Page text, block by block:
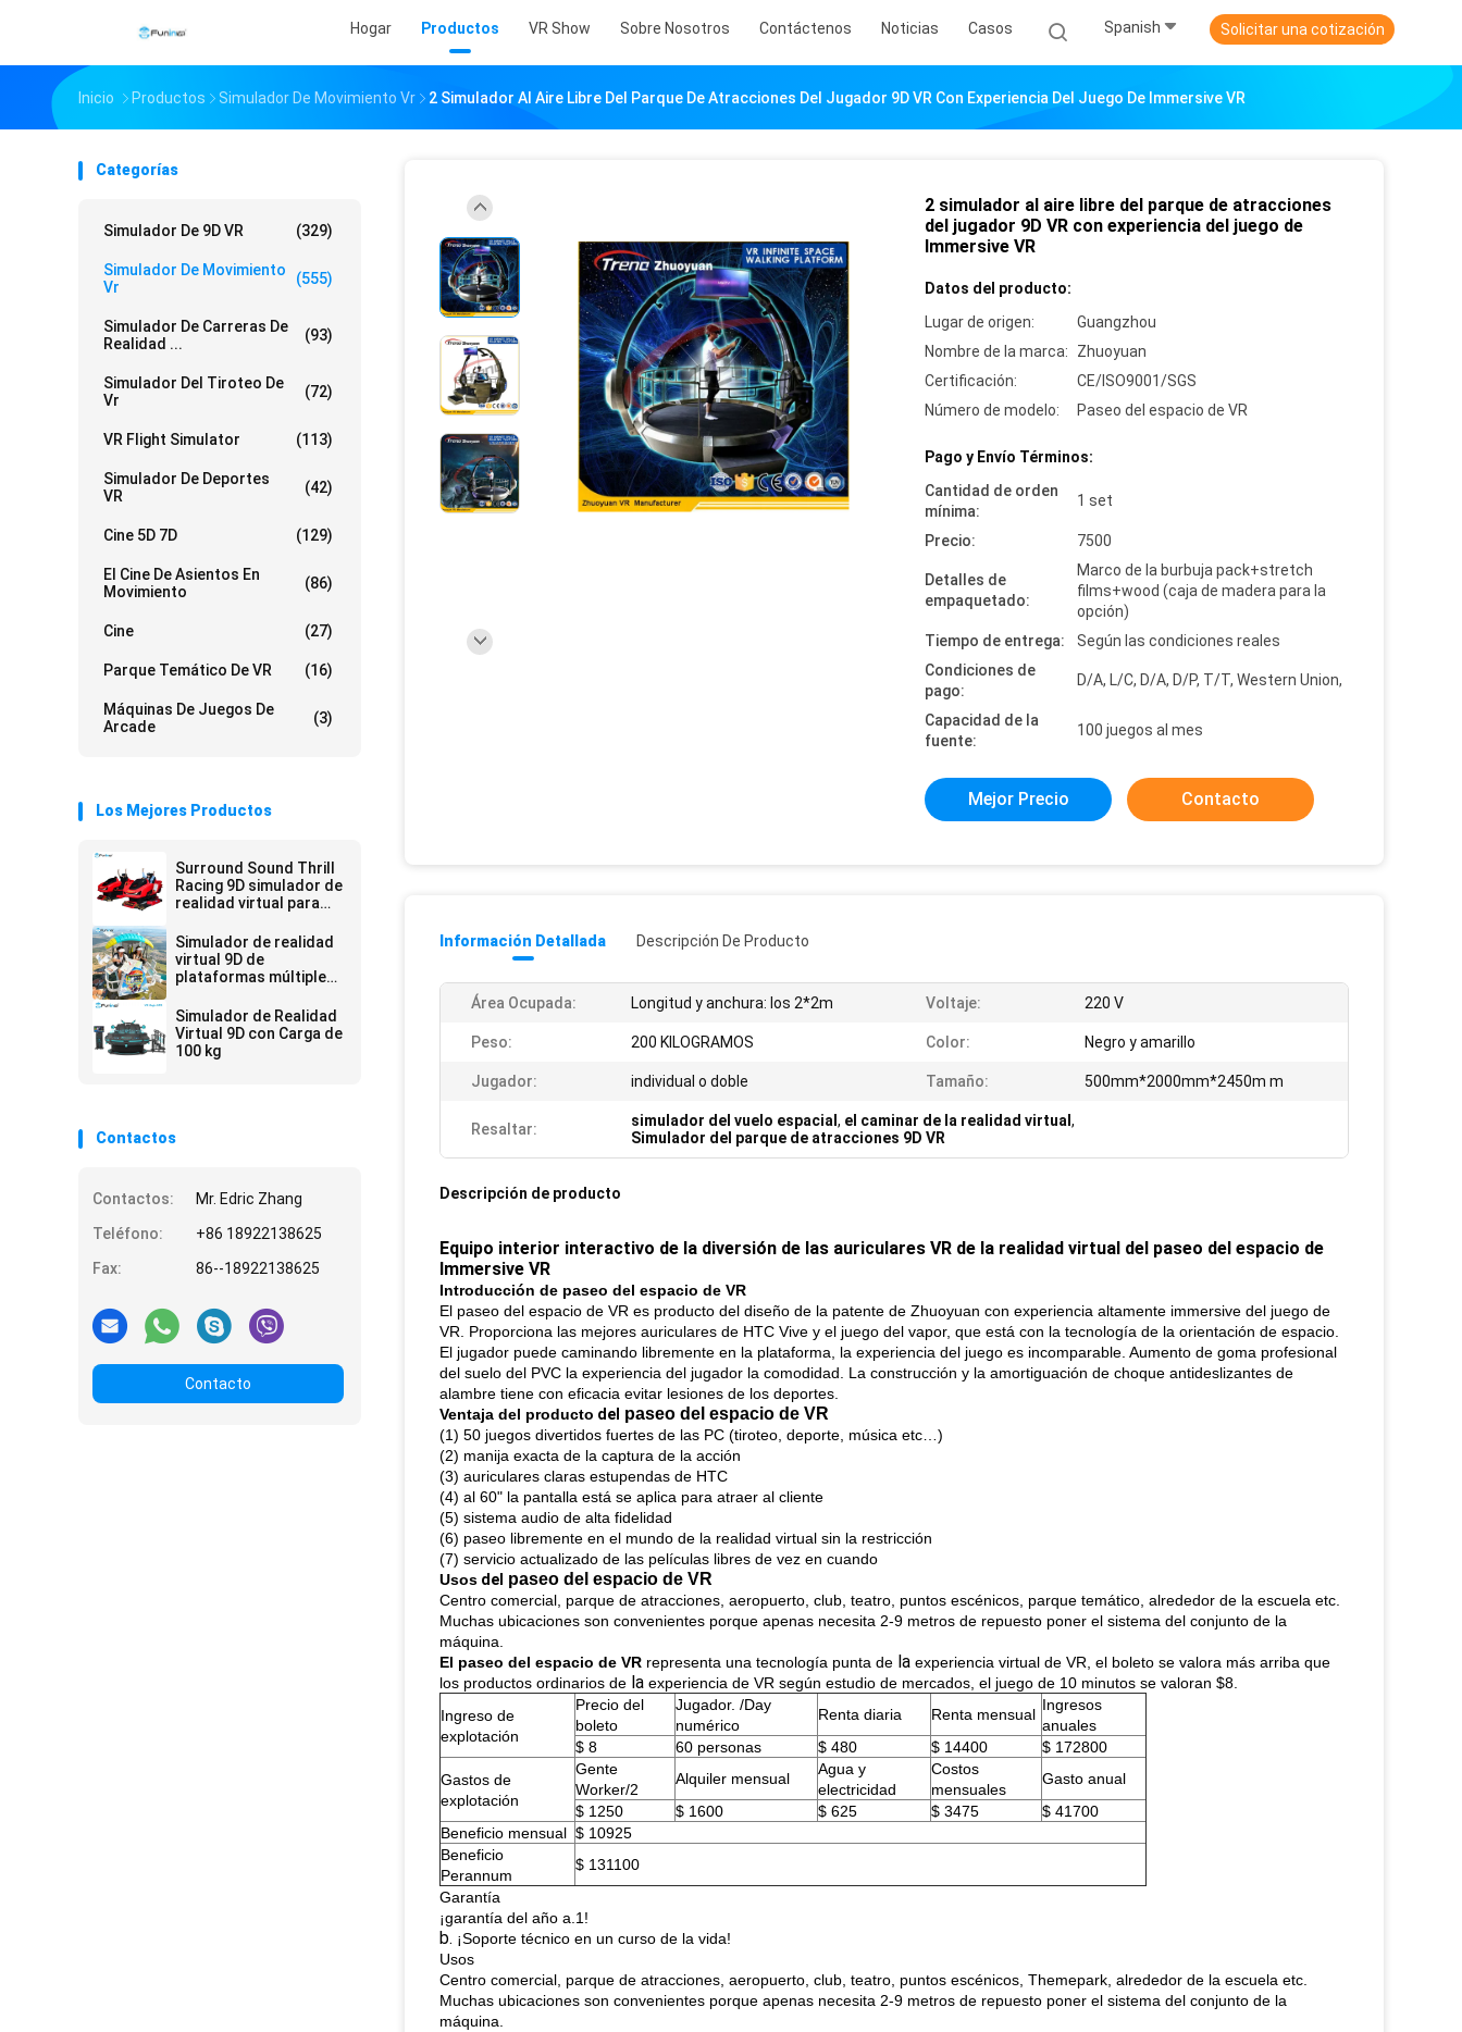
Hogar Productos VR Show Sobre Nosotros Contáctenos Noticias Casos Spanish Solicitar una cotización
Inicio Productos Simulador De Movimiento Vr 2 Simulador Al Aire Libre Del Parque De Atracciones Del Jugador 9D VR Con Experiencia Del Juego De Immersive VR
Categorías
Simulador De 9D VR (329)
Simulador De Movimiento
Vr
(555)
Simulador De Carreras De
Realidad ...
(93)
Simulador Del Tiroteo De
Vr
(72)
VR Flight Simulator (113)
Simulador De Deportes
VR
(42)
Cine 5D 7D (129)
El Cine De Asientos En
Movimiento
(86)
Cine (27)
Parque Temático De VR (16)
Máquinas De Juegos De
Arcade
(3)
Los Mejores Productos
Surround Sound Thrill
Racing 9D simulador de
realidad virtual para
entretenimiento
Simulador de realidad
virtual 9D de
plataformas múltiples
kg
Simulador de Realidad
Virtual 9D con Carga de
100 kg
Contactos
Contactos:
Mr. Edric Zhang
Teléfono:
+86 18922138625
Fax:
86--18922138625
Contacto
2 simulador al aire libre del parque de atracciones
del jugador 9D VR con experiencia del juego de
Immersive VR
Datos del producto:
Lugar de origen:
Guangzhou
Nombre de la marca:
Zhuoyuan
Certificación:
CE/ISO9001/SGS
Número de modelo:
Paseo del espacio de VR
Pago y Envío Términos:
Cantidad de orden
mínima:
1 set
Precio: 7500
Detalles de
empaquetado:
Marco de la burbuja pack+stretch
films+wood (caja de madera para la
opción)
Tiempo de entrega:
Según las condiciones reales
Condiciones de
pago:
D/A, L/C, D/A, D/P, T/T, Western Union,
Capacidad de la
fuente:
100 juegos al mes
Mejor Precio Contacto
Información Detallada Descripción De Producto
Área Ocupada: Longitud y anchura: los 2*2m Voltaje: 220 V
Peso: 200 KILOGRAMOS Color: Negro y amarillo
Jugador: individual o doble Tamaño: 500mm*2000mm*2450m m
Resaltar: simulador del vuelo espacial , el caminar de la realidad virtual ,
Simulador del parque de atracciones 9D VR
Descripción de producto
Equipo interior interactivo de la diversión de las auriculares VR de la realidad virtual del paseo del espacio de
Immersive VR
Introducción de paseo del espacio de VR
El paseo del espacio de VR es producto del diseño de la patente de Zhuoyuan con experiencia altamente immersive del juego de
VR. Proporciona las mejores auriculares de HTC Vive y el juego del vapor, que está con la tecnología de la orientación de espacio.
El jugador puede caminando libremente en la plataforma, la experiencia del juego es incomparable. Aumento de goma profesional
del suelo del PVC la experiencia del jugador la comodidad. La construcción y la amortiguación de choque antideslizantes de
alambre tiene con eficacia evitar lesiones de los deportes.
Ventaja del producto del paseo del espacio de VR
(1) 50 juegos divertidos fuertes de las PC (tiroteo, deporte, música etc…)
(2) manija exacta de la captura de la acción
(3) auriculares claras estupendas de HTC
(4) al 60" la pantalla está se aplica para atraer al cliente
(5) sistema audio de alta fidelidad
(6) paseo libremente en el mundo de la realidad virtual sin la restricción
(7) servicio actualizado de las películas libres de vez en cuando
Usos del paseo del espacio de VR
Centro comercial, parque de atracciones, aeropuerto, club, teatro, puntos escénicos, parque temático, alrededor de la escuela etc.
Muchas ubicaciones son convenientes porque apenas necesita 2-9 metros de repuesto poner el sistema del conjunto de la
máquina.
El paseo del espacio de VR representa una tecnología punta de la experiencia virtual de VR, el boleto se valora más arriba que
los productos ordinarios de la experiencia de VR según estudio de mercados, el juego de 10 minutos se valoran $8.
Ingreso de
explotación
Precio del
boleto
Jugador. /Day
numérico
Renta diaria Renta mensual
Ingresos
anuales
$ 8
60 personas $ 480 $ 14400
$ 172800
Gastos de
explotación
Gente
Worker/2
Alquiler mensual
Agua y
electricidad
Costos
mensuales
Gasto anual
$ 1250
$ 1600 $ 625 $ 3475
$ 41700
Beneficio mensual $ 10925
Beneficio
Perannum
$ 131100
Garantía
¡garantía del año a.1!
b. ¡Soporte técnico en un curso de la vida!
Usos
Centro comercial, parque de atracciones, aeropuerto, club, teatro, puntos escénicos, Themepark, alrededor de la escuela etc.
Muchas ubicaciones son convenientes porque apenas necesita 2-9 metros de repuesto poner el sistema del conjunto de la
máquina.